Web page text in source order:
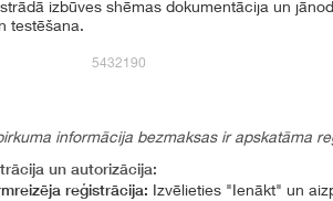
izbūves shēmas dokumentācija un
testēšana.
5432190
informācija bezmaksas ir apskatāma
un autorizācija:
reģistrācija: Izvēlieties "Ienākt" un